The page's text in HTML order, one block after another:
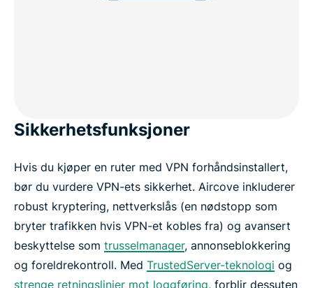
Sikkerhetsfunksjoner
Hvis du kjøper en ruter med VPN forhåndsinstallert,
bør du vurdere VPN-ets sikkerhet. Aircove inkluderer
robust kryptering, nettverkslås (en nødstopp som
bryter trafikken hvis VPN-et kobles fra) og avansert
beskyttelse som trusselmanager, annonseblokkering
og foreldrekontroll. Med TrustedServer-teknologi og
strenge retningslinjer mot loggføring, forblir dessuten